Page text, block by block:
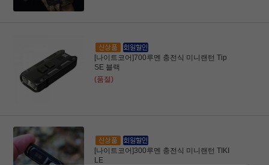
[나이트코어]700루멘 충전식 미니랜턴 Tip
SE 블랙
(품절)
[나이트코어]300루멘 충전식 미니랜턴 TIKI
LE